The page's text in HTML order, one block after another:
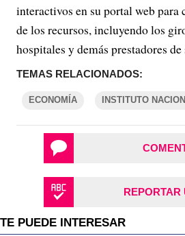
interactivos en su portal web para
de los recursos, incluyendo los
hospitales y demás prestadores
TEMAS RELACIONADOS:
ECONOMÍA INSTITUTO
REPORTAR